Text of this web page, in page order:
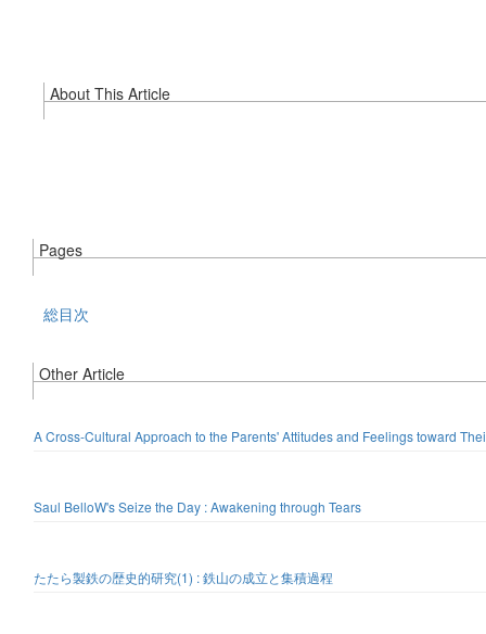
About This Article
Pages
総目次
Other Article
A Cross-Cultural Approach to the Parents' Attitudes and Feelings toward
Saul BelloW's Seize the Day : Awakening through Tears
たたら製鉄の歴史的研究(1) : 鉄山の成立と集積過程